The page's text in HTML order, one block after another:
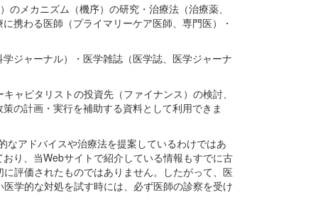
メカニズム（機序）の研究・治療法（治療薬、
携わる医師（プライマリーケア医師、専門医）・
ジャーナル）・医学雑誌（医学誌、医学ジャーナ
ャピタリストの投資先（ファイナンス）の検討、
の計画・実行を補助する資料として利用できま
なアドバイスや治療法を提案しているわけではあ
り、当Webサイトで紹介している情報もすでに古
評価されたものではありません。したがって、医
学的な対処を試す時には、必ず医師の診察を受け